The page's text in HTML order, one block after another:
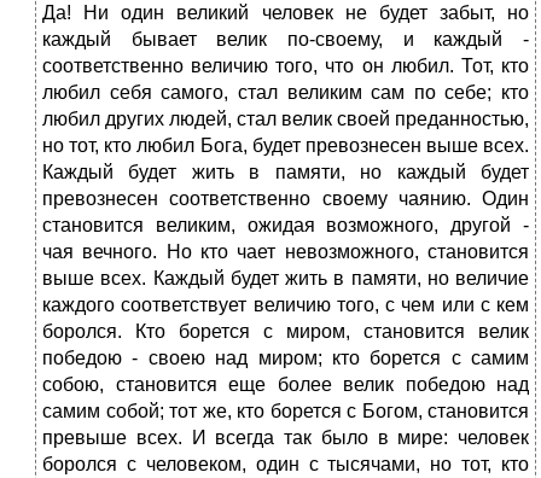
Да! Ни один великий человек не будет забыт, но
каждый бывает велик по-своему, и каждый -
соответственно величию того, что он любил. Тот, кто
любил себя самого, стал великим сам по себе; кто
любил других людей, стал велик своей преданностью,
но тот, кто любил Бога, будет превознесен выше всех.
Каждый будет жить в памяти, но каждый будет
превознесен соответственно своему чаянию. Один
становится великим, ожидая возможного, другой -
чая вечного. Но кто чает невозможного, становится
выше всех. Каждый будет жить в памяти, но величие
каждого соответствует величию того, с чем или с кем
боролся. Кто борется с миром, становится велик
победою - своею над миром; кто борется с самим
собою, становится еще более велик победою над
самим собой; тот же, кто борется с Богом, становится
превыше всех. И всегда так было в мире: человек
боролся с человеком, один с тысячами, но тот, кто